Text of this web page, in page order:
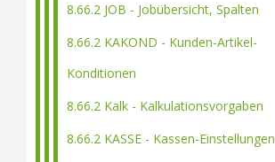
8.66.2 JOB - Jobübersicht, Spalten
8.66.2 KAKOND - Kunden-Artikel-
Konditionen
8.66.2 Kalk - Kalkulationsvorgaben
8.66.2 KASSE - Kassen-Einstellungen